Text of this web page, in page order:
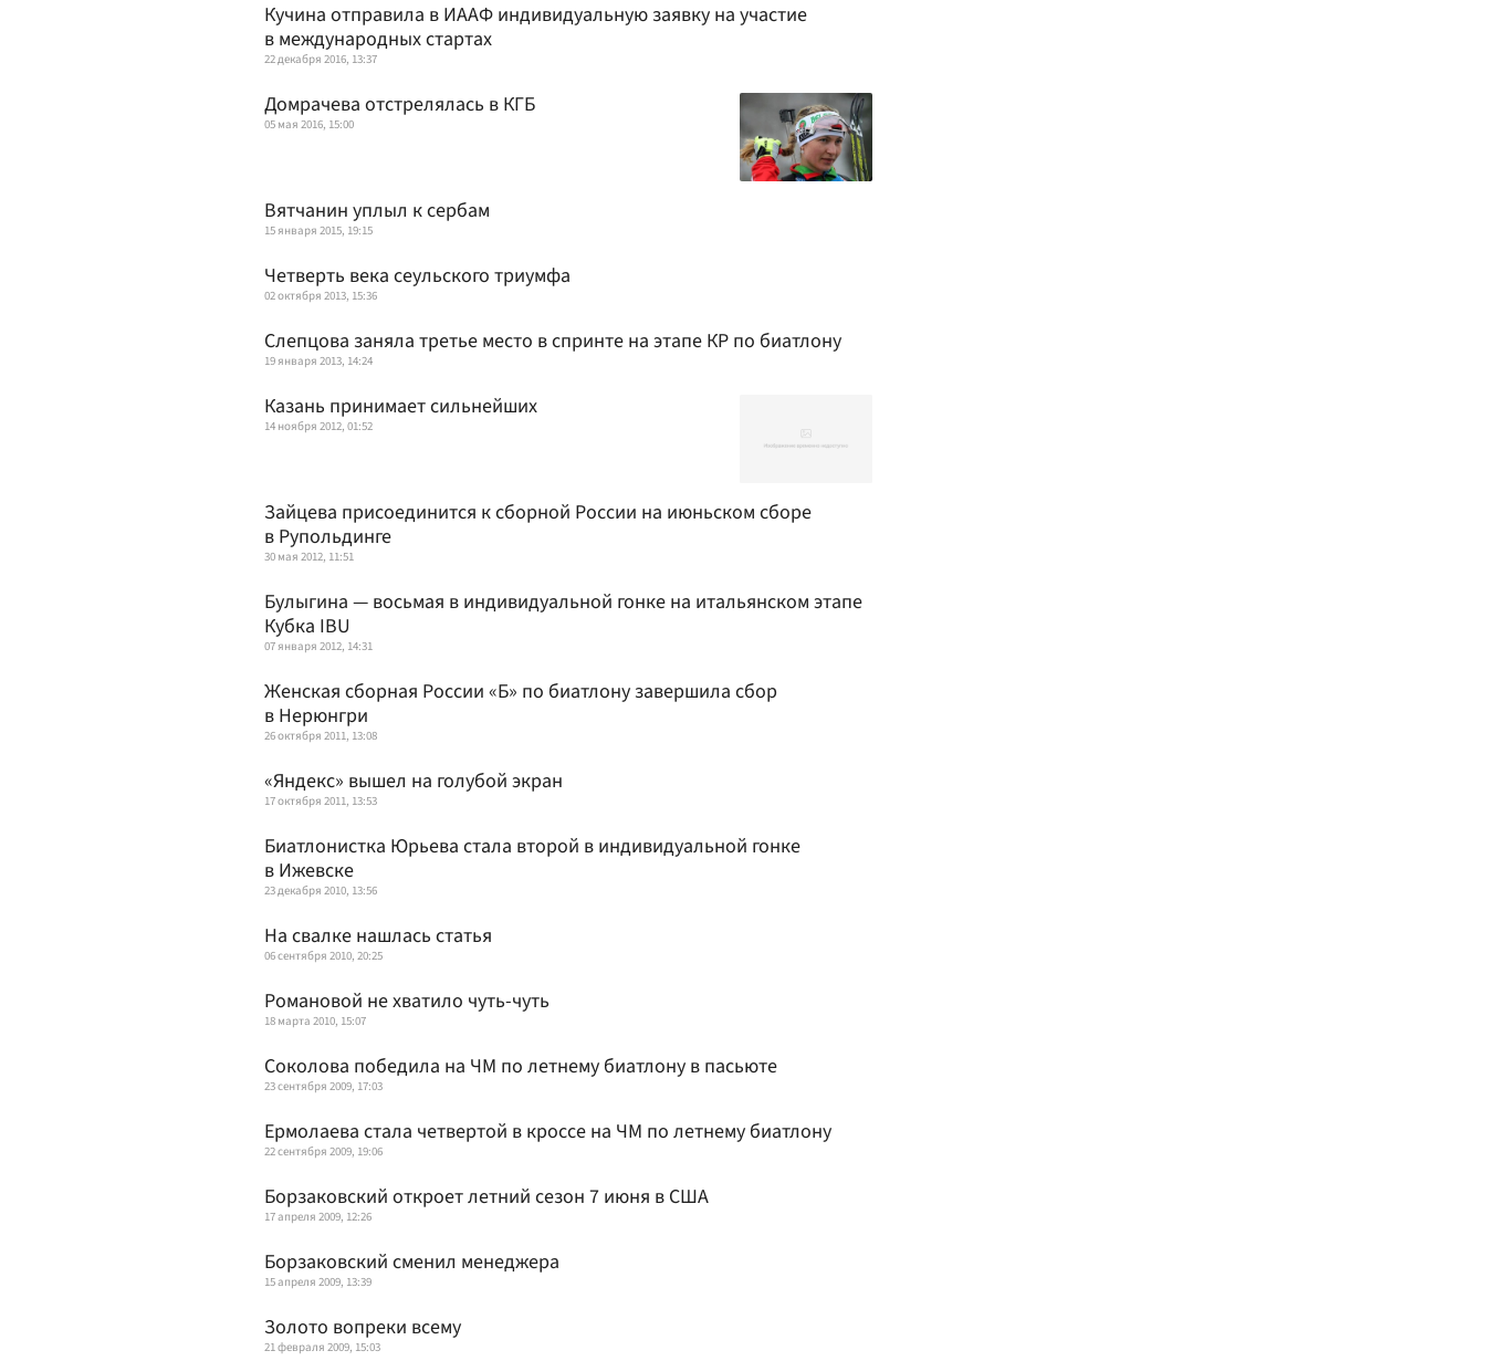
Кучина отправила в ИААФ индивидуальную заявку на участие
в международных стартах
22 декабря 2016, 13:37
Домрачева отстрелялась в КГБ
05 мая 2016, 15:00
Вятчанин уплыл к сербам
15 января 2015, 19:15
Четверть века сеульского триумфа
02 октября 2013, 15:36
Слепцова заняла третье место в спринте на этапе КР по биатлону
19 января 2013, 14:24
Казань принимает сильнейших
14 ноября 2012, 01:52
Зайцева присоединится к сборной России на июньском сборе
в Рупольдинге
30 мая 2012, 11:51
Булыгина — восьмая в индивидуальной гонке на итальянском этапе
Кубка IBU
07 января 2012, 14:31
Женская сборная России «Б» по биатлону завершила сбор
в Нерюнгри
26 октября 2011, 13:08
«Яндекс» вышел на голубой экран
17 октября 2011, 13:53
Биатлонистка Юрьева стала второй в индивидуальной гонке
в Ижевске
23 декабря 2010, 13:56
На свалке нашлась статья
06 сентября 2010, 20:25
Романовой не хватило чуть-чуть
18 марта 2010, 15:07
Соколова победила на ЧМ по летнему биатлону в пасьюте
23 сентября 2009, 17:03
Ермолаева стала четвертой в кроссе на ЧМ по летнему биатлону
22 сентября 2009, 19:06
Борзаковский откроет летний сезон 7 июня в США
17 апреля 2009, 12:26
Борзаковский сменил менеджера
15 апреля 2009, 13:39
Золото вопреки всему
21 февраля 2009, 15:03